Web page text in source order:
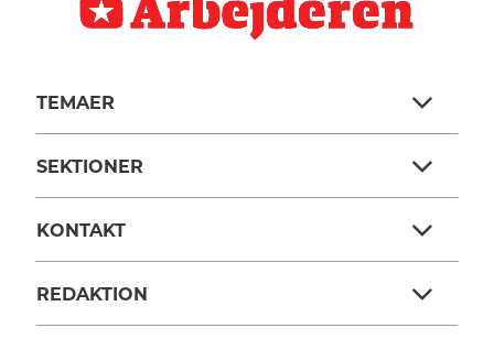
TEMAER
SEKTIONER
KONTAKT
REDAKTION